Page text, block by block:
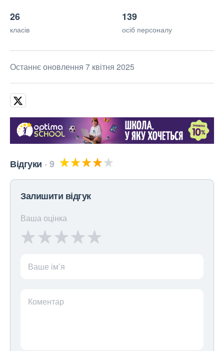
26
класів
139
осіб персоналу
Останнє оновлення 7 квітня 2025
Відгуки 9
Залишити відгук
Ваша оцінка
Ваше ім’я
Коментар